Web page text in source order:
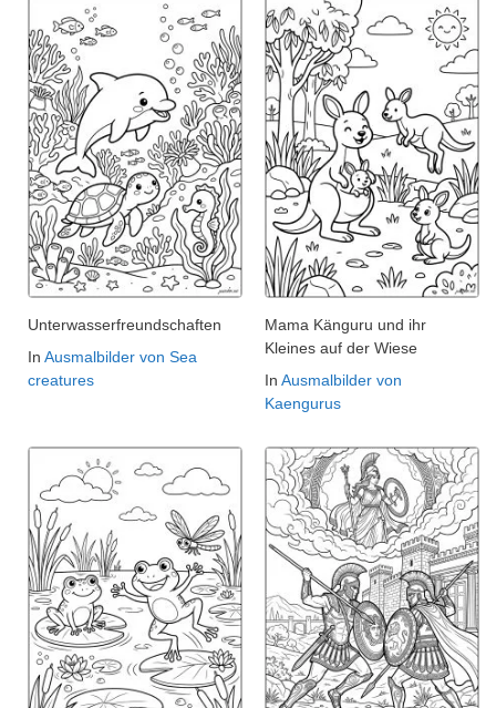
Unterwasserfreundschaften
In Ausmalbilder von Sea
creatures
Mama Känguru und ihr
Kleines auf der Wiese
In Ausmalbilder von
Kaengurus